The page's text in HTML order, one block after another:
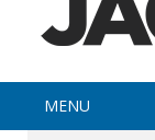
MENU